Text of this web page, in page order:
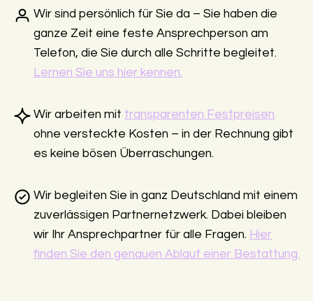
Wir sind persönlich für Sie da – Sie haben die
ganze Zeit eine feste Ansprechperson am
Telefon, die Sie durch alle Schritte begleitet.
Lernen Sie uns hier kennen.
Wir arbeiten mit transparenten Festpreisen
ohne versteckte Kosten – in der Rechnung gibt
es keine bösen Überraschungen.
Wir begleiten Sie in ganz Deutschland mit einem
zuverlässigen Partnernetzwerk. Dabei bleiben
wir Ihr Ansprechpartner für alle Fragen. Hier
finden Sie den genauen Ablauf einer Bestattung.